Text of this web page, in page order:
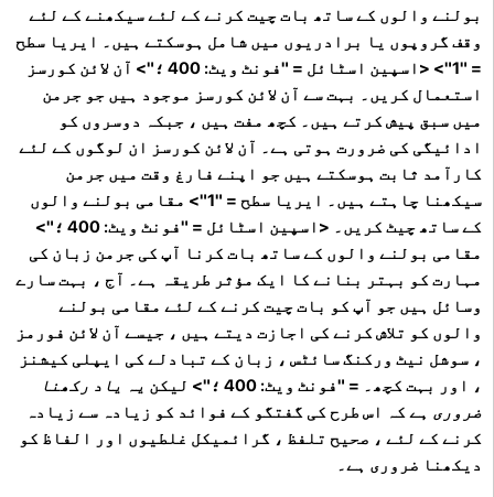
بولنے والوں کے ساتھ بات چیت کرنے کے لئے سیکھنے کے لئے
وقف گروپوں یا برادریوں میں شامل ہوسکتے ہیں۔ ایریا سطح
= "1"> <اسپین اسٹائل = "فونٹ ویٹ: 400 ؛">
آن لائن کورسز
استعمال کریں۔ بہت سے آن لائن کورسز موجود ہیں جو جرمن
میں سبق پیش کرتے ہیں۔ کچھ مفت ہیں ، جبکہ دوسروں کو
ادائیگی کی ضرورت ہوتی ہے۔ آن لائن کورسز ان لوگوں کے لئے
کارآمد ثابت ہوسکتے ہیں جو اپنے فارغ وقت میں جرمن
سیکھنا چاہتے ہیں۔ ایریا سطح = "1">
مقامی بولنے والوں
کے ساتھ چیٹ کریں۔
<اسپین اسٹائل = "فونٹ ویٹ: 400 ؛">
مقامی بولنے والوں کے ساتھ بات کرنا آپ کی جرمن زبان کی
مہارت کو بہتر بنانے کا ایک مؤثر طریقہ ہے۔ آج ، بہت سارے
وسائل ہیں جو آپ کو بات چیت کرنے کے لئے مقامی بولنے
والوں کو تلاش کرنے کی اجازت دیتے ہیں ، جیسے آن لائن فورمز
، سوشل نیٹ ورکنگ سائٹس ، زبان کے تبادلے کی ایپلی کیشنز
، اور بہت کچھ۔ = "فونٹ ویٹ: 400 ؛"> لیکن
یہ یاد رکھنا
ضروری ہے کہ اس طرح کی گفتگو کے فوائد کو زیادہ سے زیادہ
کرنے کے لئے ، صحیح تلفظ ، گرائمیکل غلطیوں اور الفاظ کو
دیکھنا ضروری ہے۔